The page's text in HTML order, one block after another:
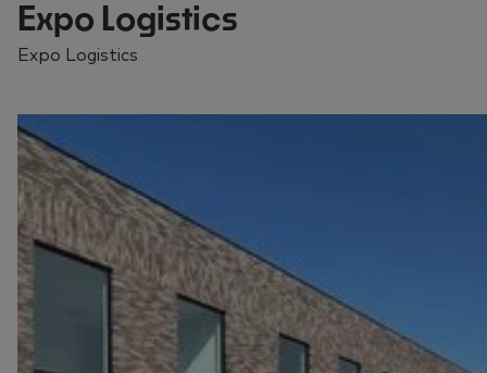
Expo Logistics
Expo Logistics